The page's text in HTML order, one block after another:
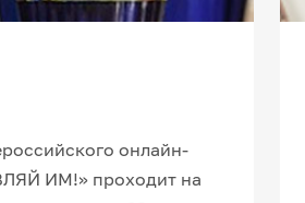
онлайн-
ИМ!» проходит на